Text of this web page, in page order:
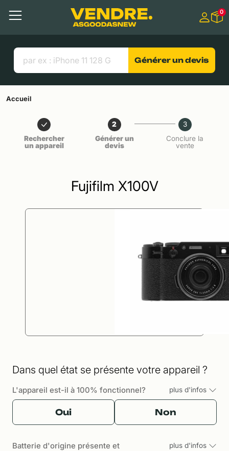
Contenu principal
Menu
Liens utiles
0
Générer un devis
Accueil
Rechercher
un appareil
2
Générer un
devis
3
Conclure la
vente
Fujifilm X100V
Dans quel état se présente votre appareil ?
L'appareil est-il à 100% fonctionnel? plus d'infos
Oui Non
Batterie d'origine présente et
plus d'infos